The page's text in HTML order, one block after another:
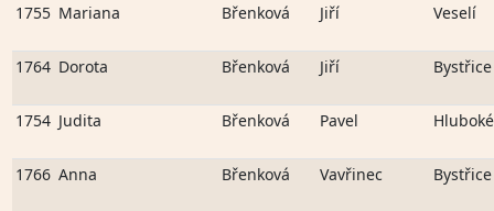
1755 Mariana Břenková Jiří Veselí
1764 Dorota Břenková Jiří Bystřice
1754 Judita Břenková Pavel Hluboké
1766 Anna Břenková Vavřinec Bystřice